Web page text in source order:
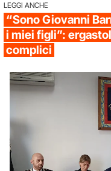
LEGGI ANCHE
“Sono Giovanni
i miei figli”:
complici